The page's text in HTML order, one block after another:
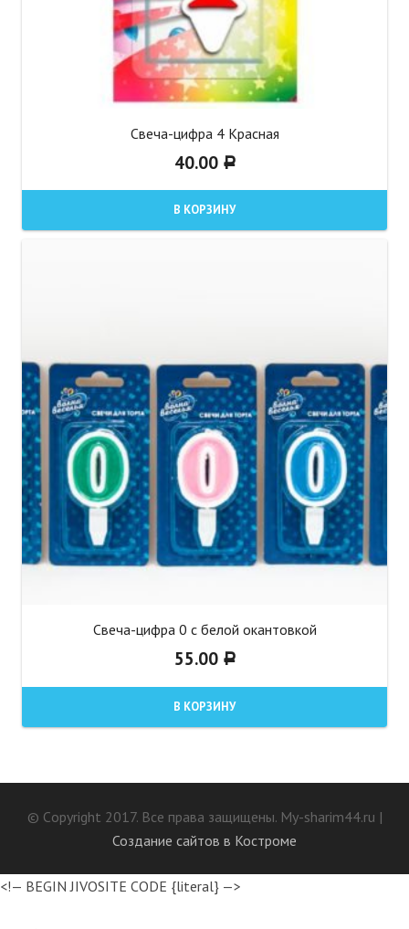
Свеча-цифра 4 Красная
40.00 Р
В КОРЗИНУ
Свеча-цифра 0 с белой окантовкой
55.00 Р
В КОРЗИНУ
© Сopyright 2017. Все права защищены. My-sharim44.ru |
Создание сайтов в Костроме
<!— BEGIN JIVOSITE CODE {literal} —>